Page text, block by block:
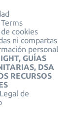
cookies
ni compartas
personal
GUÍAS
DSA
RECURSOS
de